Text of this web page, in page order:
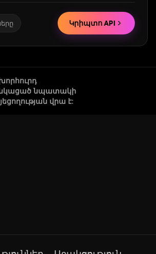
Կրիպտո API
նպատակի
վրա է: